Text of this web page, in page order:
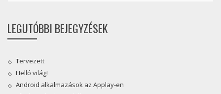
LEGUTÓBBI BEJEGYZÉSEK
Tervezett
Helló világ!
Android alkalmazások az Applay-en